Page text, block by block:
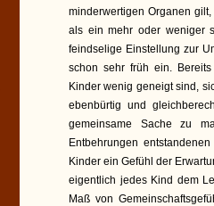
minderwertigen Organen
als ein mehr oder weniger
feindselige Einstellung zur
schon sehr früh ein.
Kinder wenig geneigt sind,
ebenbürtig und
gemeinsame Sache zu
Entbehrungen
Kinder ein Gefühl der
eigentlich jedes Kind dem
Maß von